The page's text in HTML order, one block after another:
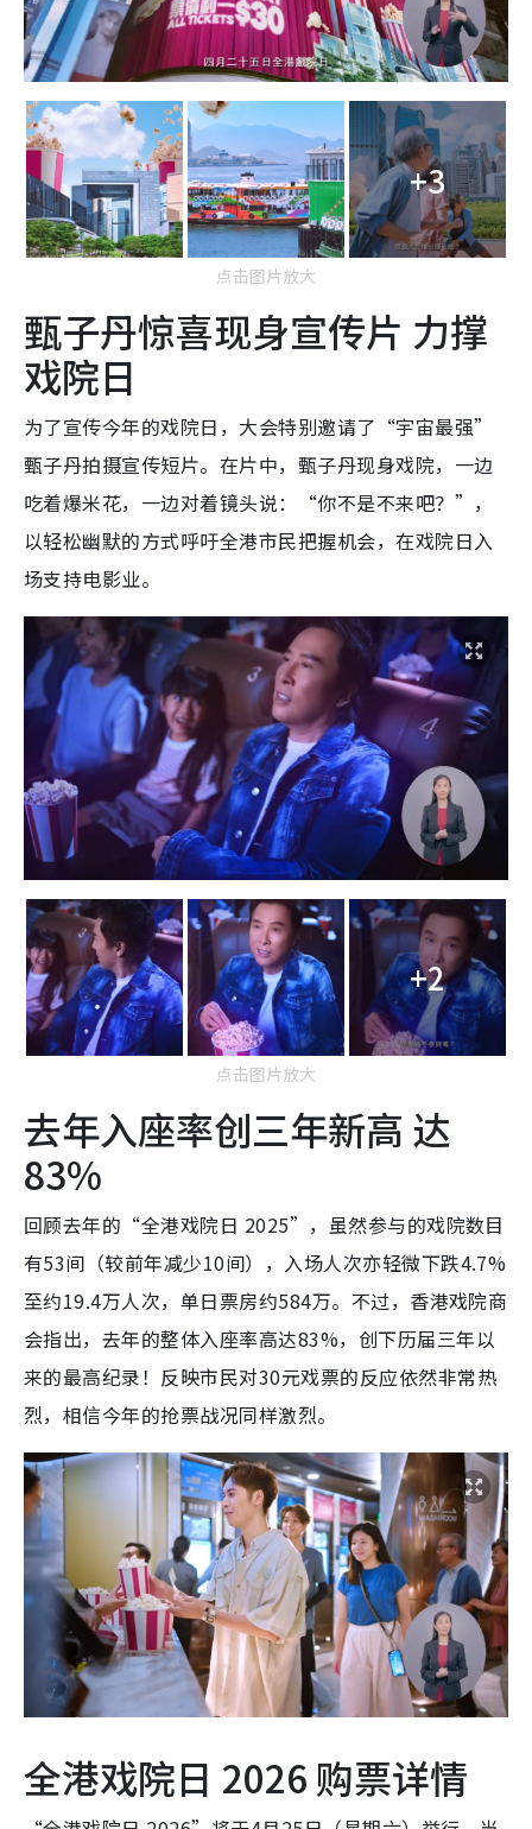
+3
点击图片放大
甄子丹惊喜现身宣传片 力撑
戏院日
为了宣传今年的戏院日，大会特别邀请了“宇宙最强”
甄子丹拍摄宣传短片。在片中，甄子丹现身戏院，一边
吃着爆米花，一边对着镜头说：“你不是不来吧？”，
以轻松幽默的方式呼吁全港市民把握机会，在戏院日入
场支持电影业。
+2
点击图片放大
去年入座率创三年新高 达
83%
回顾去年的“全港戏院日 2025”，虽然参与的戏院数目
有53间（较前年减少10间），入场人次亦轻微下跌4.7%
至约19.4万人次，单日票房约584万。不过，香港戏院商
会指出，去年的整体入座率高达83%，创下历届三年以
来的最高纪录！反映市民对30元戏票的反应依然非常热
烈，相信今年的抢票战况同样激烈。
全港戏院日 2026 购票详情